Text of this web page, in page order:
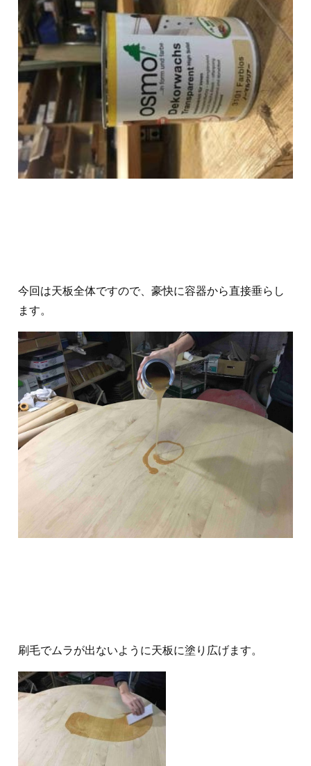
今回は天板全体ですので、豪快に容器から直接垂らし
ます。
刷毛でムラが出ないように天板に塗り広げます。